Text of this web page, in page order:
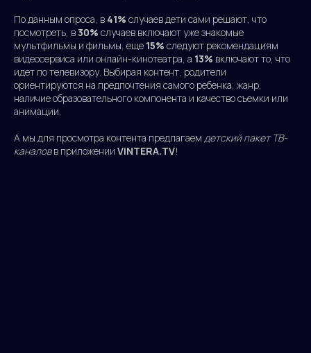
По данным опроса, в 41% случаев дети сами решают, что
посмотреть, в30% случаев включают уже знакомые
мультфильмы и фильмы, еще 15% следуют рекомендациям
видеосервиса или онлайн-кинотеатра, а 13% включают то, что
идет по телевизору. Выбирая контент, родители
ориентируются на предпочтения самого ребенка, жанр,
наличие образовательного компонента и качество съемки или
анимации.
А мы для просмотра контента предлагаем детский пакет ТВ-
каналовв приложении ViNTERA.TV!